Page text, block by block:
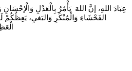
عِبَادَ اللهِ، إنَّ اللهَ يَأْمُرُ بِالْعَدْلِ
الفَحْشَاءِ وَالْمُنْكَرِ وَالبَغيِ، يَعِظُكُمْ